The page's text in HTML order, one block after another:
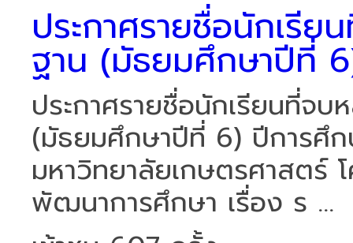
ประกาศรายชื่อนักเรี
ฐาน (มัธยมศึกษาปีที่
ประกาศรายชื่อนักเรียนที่จ
(มัธยมศึกษาปีที่ 6) ปีการศึก
มหาวิทยาลัยเกษตรศาสตร์
พัฒนาการศึกษา เรื่อง ร ...